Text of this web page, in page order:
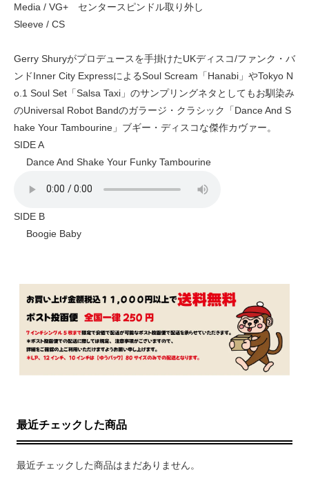
Media / VG+ センタースピンドル取り外し
Sleeve / CS
Gerry Shuryがプロデュースを手掛けたUKディスコ/ファンク・バ
ンドInner City ExpressによるSoul Scream「Hanabi」やTokyo N
o.1 Soul Set「Salsa Taxi」のサンプリングネタとしてもお馴染み
のUniversal Robot Bandのガラージ・クラシック「Dance And S
hake Your Tambourine」ブギー・ディスコな傑作カヴァー。
SIDE A
Dance And Shake Your Funky Tambourine
SIDE B
Boogie Baby
最近チェックした商品
最近チェックした商品はまだありません。